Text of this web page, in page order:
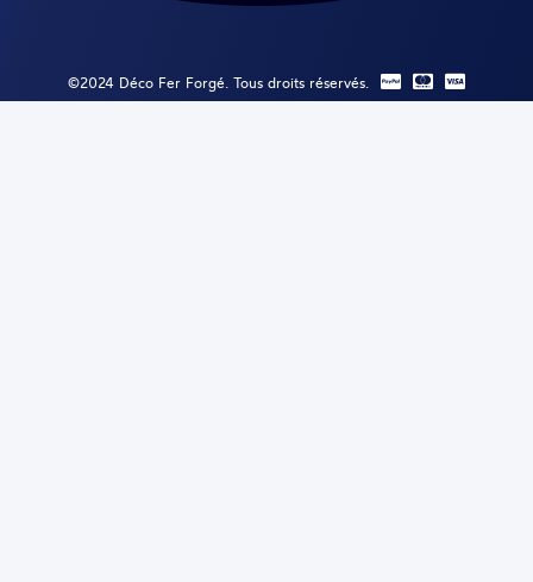
©2024 Déco Fer Forgé. Tous droits réservés.